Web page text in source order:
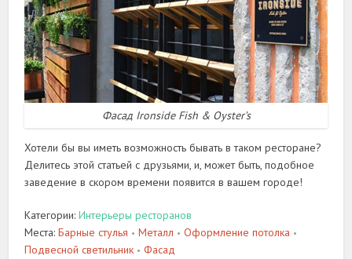
Фасад Ironside Fish & Oyster’s
Хотели бы вы иметь возможность бывать в таком ресторане?
Делитесь этой статьей с друзьями, и, может быть, подобное
заведение в скором времени появится в вашем городе!
Категории:Интерьеры ресторанов
Места:Барные стулья • Металл • Оформление потолка •
Подвесной светильник • Фасад